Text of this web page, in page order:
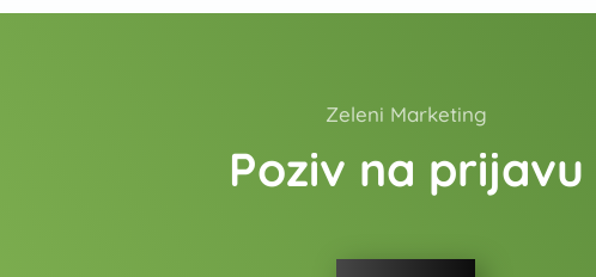
Zeleni Marketing
Poziv na prijavu